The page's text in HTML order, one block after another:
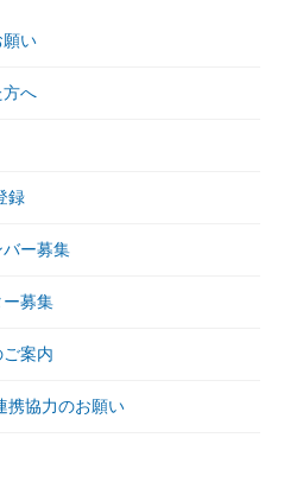
願い
へ
録
ー募集
募集
案内
携協力のお願い